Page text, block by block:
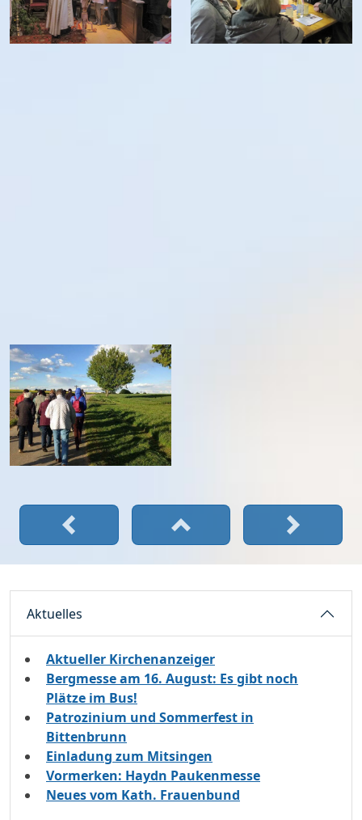
Aktuelles
Aktueller Kirchenanzeiger
Bergmesse am 16. August: Es gibt noch
Plätze im Bus!
Patrozinium und Sommerfest in
Bittenbrunn
Einladung zum Mitsingen
Vormerken: Haydn Paukenmesse
Neues vom Kath. Frauenbund